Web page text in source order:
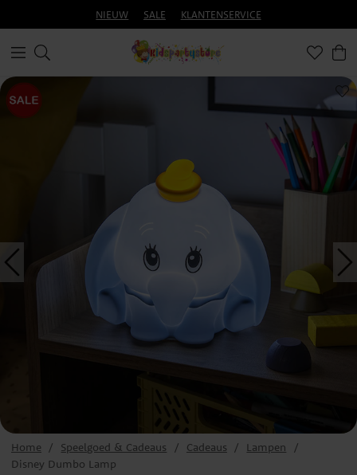
NIEUW SALE KLANTENSERVICE
Home Speelgoed & Cadeaus Cadeaus
Lampen
Disney Dumbo Lamp